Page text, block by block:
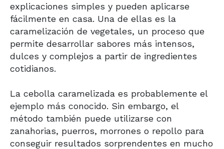
explicaciones simples y pueden aplicarse
fácilmente en casa. Una de ellas es la
caramelización de vegetales, un proceso que
permite desarrollar sabores más intensos,
dulces y complejos a partir de ingredientes
cotidianos.
La cebolla caramelizada es probablemente el
ejemplo más conocido. Sin embargo, el
método también puede utilizarse con
zanahorias, puerros, morrones o repollo para
conseguir resultados sorprendentes en mucho